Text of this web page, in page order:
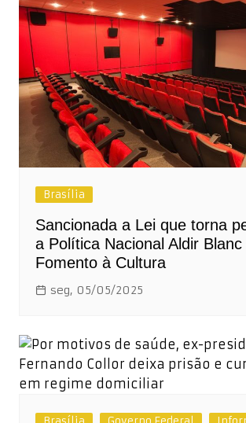
Brasília
Sancionada a Lei que torna
a Política Nacional Aldir Blanc
Fomento à Cultura
seg, 05/05/2025